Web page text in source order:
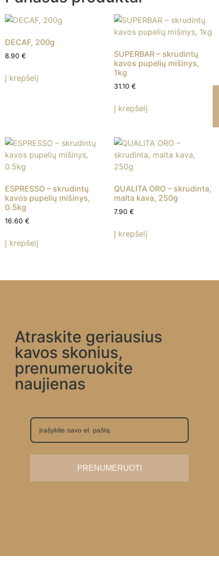
DECAF, 200g
8.90 €
Į krepšelį
SUPERBAR – skrudintų
kavos pupelių mišinys,
1kg
31.10 €
Į krepšelį
ESPRESSO – skrudintų
kavos pupelių mišinys,
0.5kg
16.60 €
Į krepšelį
QUALITA ORO – skrudinta,
malta kava, 250g
7.90 €
Į krepšelį
Atraskite geriausius
kavos skonius,
prenumeruokite
naujienas
PRENUMERUOTI